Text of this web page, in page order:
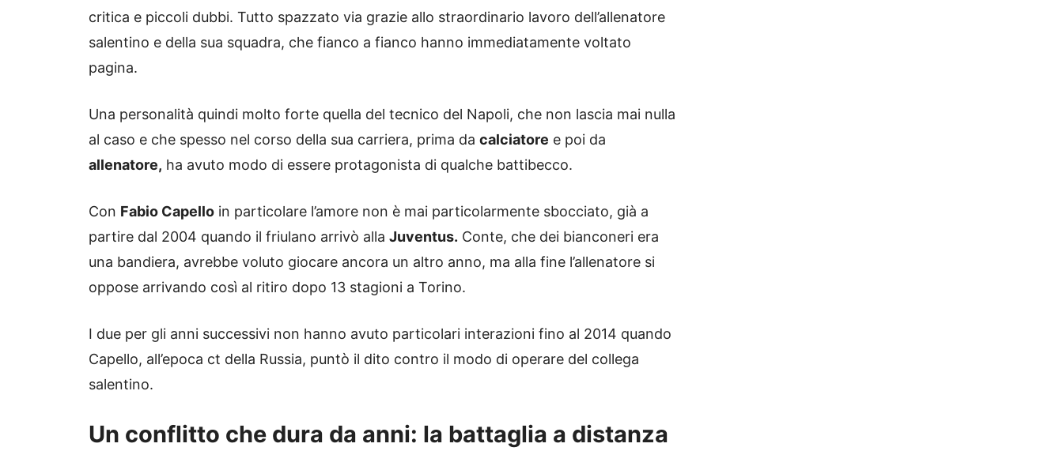
critica e piccoli dubbi. Tutto spazzato via grazie allo straordinario lavoro dell’allenatore
salentino e della sua squadra, che fianco a fianco hanno immediatamente voltato
pagina.
Una personalità quindi molto forte quella del tecnico del Napoli, che non lascia mai nulla
al caso e che spesso nel corso della sua carriera, prima da calciatore e poi da
allenatore, ha avuto modo di essere protagonista di qualche battibecco.
Con Fabio Capello in particolare l’amore non è mai particolarmente sbocciato, già a
partire dal 2004 quando il friulano arrivò alla Juventus. Conte, che dei bianconeri era
una bandiera, avrebbe voluto giocare ancora un altro anno, ma alla fine l’allenatore si
oppose arrivando così al ritiro dopo 13 stagioni a Torino.
I due per gli anni successivi non hanno avuto particolari interazioni fino al 2014 quando
Capello, all’epoca ct della Russia, puntò il dito contro il modo di operare del collega
salentino.
Un conflitto che dura da anni: la battaglia a distanza